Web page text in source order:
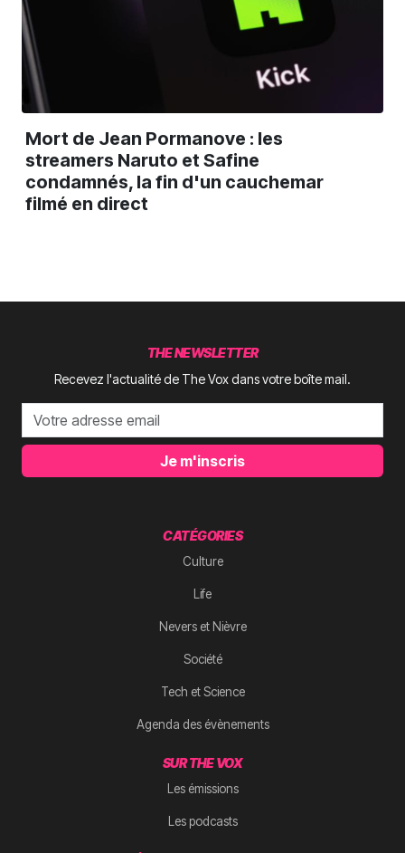
Mort de Jean Pormanove : les
streamers Naruto et Safine
condamnés, la fin d'un cauchemar
filmé en direct
THE NEWSLETTER
Recevez l'actualité de The Vox dans votre boîte mail.
Je m'inscris
CATÉGORIES
Culture
Life
Nevers et Nièvre
Société
Tech et Science
Agenda des évènements
SUR THE VOX
Les émissions
Les podcasts